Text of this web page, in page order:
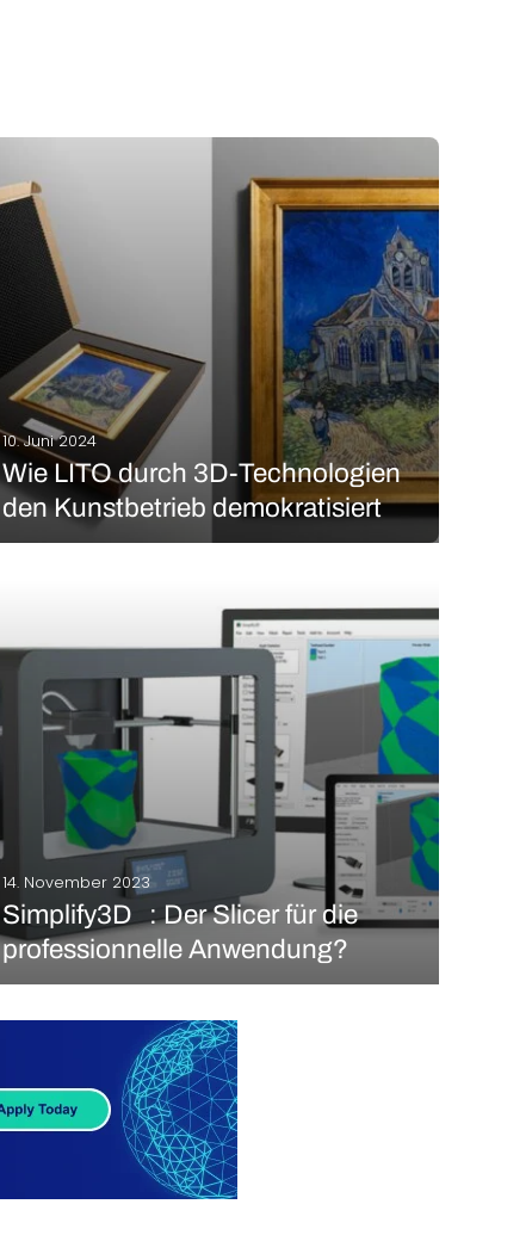
10. Juni 2024
Wie LITO durch 3D-Technologien
den Kunstbetrieb demokratisiert
sich den Zugang dazu leisten können. Diese
Barrieren aufzuheben und Kunst für jedermann zu
schaffen, ist das Ziel von LITO. Das Unternehmen hat
es sich zur Aufgabe gemacht, Kunst…
MEHR LESEN
14. November 2023
Simplify3D : Der Slicer für die
professionnelle Anwendung?
Online-Plattformen zu importieren, es nach Ihren
Wünschen zu verändern und es als G-Code an Ihren
3D-Drucker zu senden, damit das Objekt gedruckt
werden kann. Obwohl einige Programme, wie z. B.…
MEHR LESEN